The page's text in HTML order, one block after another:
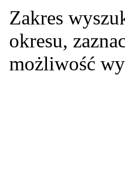
Zakres
okresu,
możliwość